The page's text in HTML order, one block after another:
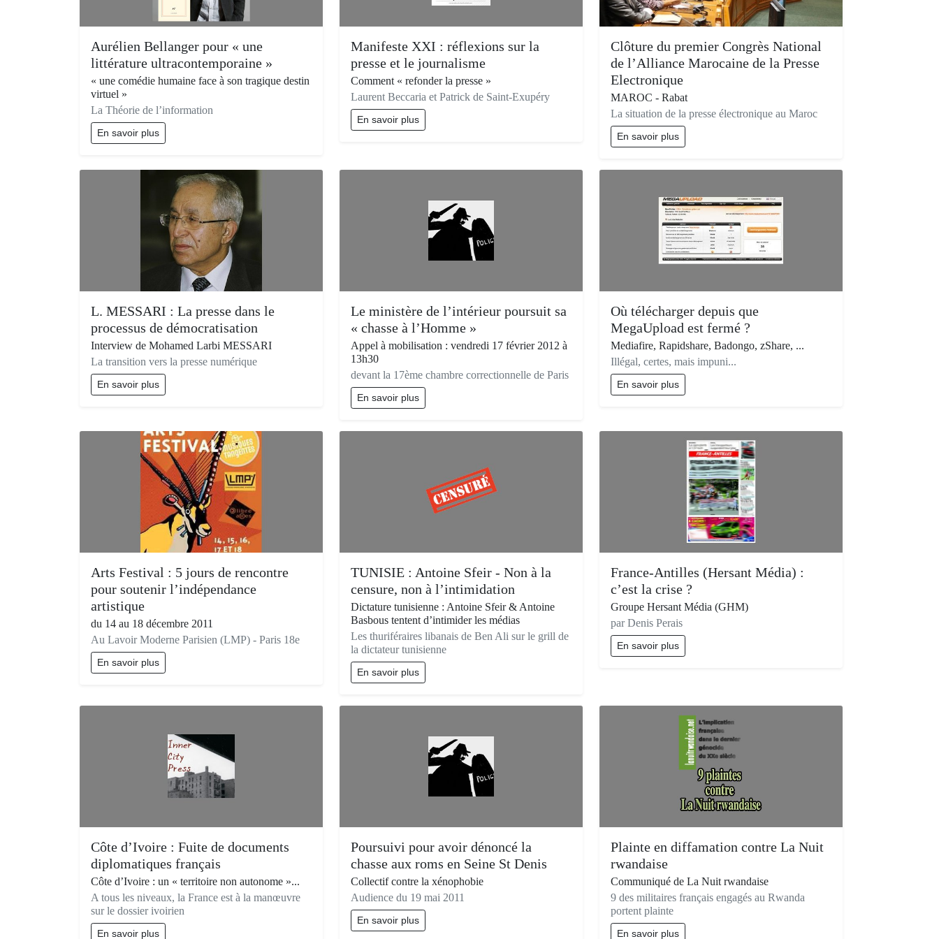
Aurélien Bellanger pour « une
littérature ultracontemporaine »
« une comédie humaine face à son tragique destin
virtuel »
La Théorie de l’information
En savoir plus
Manifeste XXI : réflexions sur la
presse et le journalisme
Comment « refonder la presse »
Laurent Beccaria et Patrick de Saint-Exupéry
En savoir plus
Clôture du premier Congrès National
de l’Alliance Marocaine de la Presse
Electronique
MAROC - Rabat
La situation de la presse électronique au Maroc
En savoir plus
L. MESSARI : La presse dans le
processus de démocratisation
Interview de Mohamed Larbi MESSARI
La transition vers la presse numérique
En savoir plus
Le ministère de l’intérieur poursuit sa
« chasse à l’Homme »
Appel à mobilisation : vendredi 17 février 2012 à
13h30
devant la 17ème chambre correctionnelle de Paris
En savoir plus
Où télécharger depuis que
MegaUpload est fermé ?
Mediafire, Rapidshare, Badongo, zShare, ...
Illégal, certes, mais impuni...
En savoir plus
Arts Festival : 5 jours de rencontre
pour soutenir l’indépendance
artistique
du 14 au 18 décembre 2011
Au Lavoir Moderne Parisien (LMP) - Paris 18e
En savoir plus
TUNISIE : Antoine Sfeir - Non à la
censure, non à l’intimidation
Dictature tunisienne : Antoine Sfeir & Antoine
Basbous tentent d’intimider les médias
Les thuriféraires libanais de Ben Ali sur le grill de
la dictateur tunisienne
En savoir plus
France-Antilles (Hersant Média) :
c’est la crise ?
Groupe Hersant Média (GHM)
par Denis Perais
En savoir plus
Côte d’Ivoire : Fuite de documents
diplomatiques français
Côte d’Ivoire : un « territoire non autonome »...
A tous les niveaux, la France est à la manœuvre
sur le dossier ivoirien
En savoir plus
Poursuivi pour avoir dénoncé la
chasse aux roms en Seine St Denis
Collectif contre la xénophobie
Audience du 19 mai 2011
En savoir plus
Plainte en diffamation contre La Nuit
rwandaise
Communiqué de La Nuit rwandaise
9 des militaires français engagés au Rwanda
portent plainte
En savoir plus